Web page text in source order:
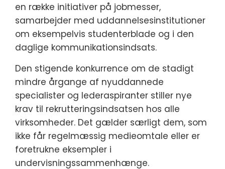
en række initiativer på jobmesser,
samarbejder med uddannelsesinstitutioner
om eksempelvis studenterblade og i den
daglige kommunikationsindsats.
Den stigende konkurrence om de stadigt
mindre årgange af nyuddannede
specialister og lederaspiranter stiller nye
krav til rekrutteringsindsatsen hos alle
virksomheder. Det gælder særligt dem, som
ikke får regelmæssig medieomtale eller er
foretrukne eksempler i
undervisningssammenhænge.